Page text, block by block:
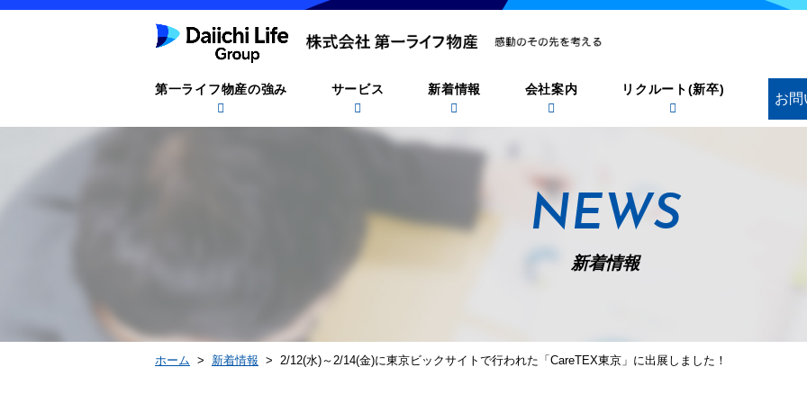
第一ライフ物産の強み サービス 新着情報 会社案内 リクルート(新卒)
お問
NEWS
新着情報
ホーム > 新着情報 > 2/12(水)～2/14(金)に東京ビックサイトで行われた「CareTEX東京」に出展しました！